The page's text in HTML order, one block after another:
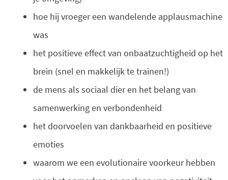
hoe hij vroeger een wandelende applausmachine
was
het positieve effect van onbaatzuchtigheid op het
brein (snel en makkelijk te trainen!)
de mens als sociaal dier en het belang van
samenwerking en verbondenheid
het doorvoelen van dankbaarheid en positieve
emoties
waarom we een evolutionaire voorkeur hebben